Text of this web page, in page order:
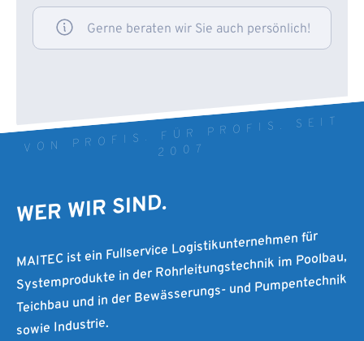
Gerne beraten wir Sie auch persönlich!
VON PROFIS. FÜR PROFIS. SEIT
2007
WER WIR SIND.
MAITEC ist ein Fullservice Logistikunternehmen für
Systemprodukte in der Rohrleitungstechnik im Poolbau,
Teichbau und in der Bewässerungs- und Pumpentechnik
sowie Industrie.